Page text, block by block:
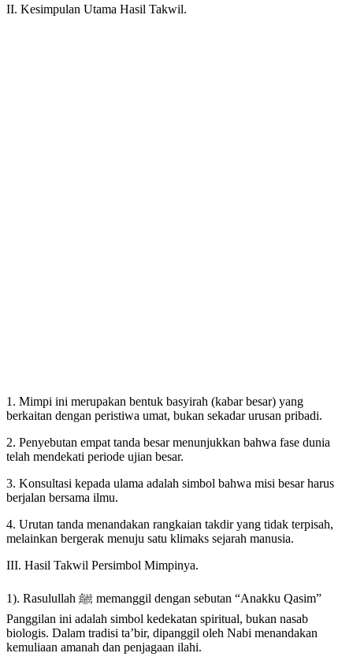
II. Kesimpulan Utama Hasil Takwil.
1. Mimpi ini merupakan bentuk basyirah (kabar besar) yang
berkaitan dengan peristiwa umat, bukan sekadar urusan pribadi.
2. Penyebutan empat tanda besar menunjukkan bahwa fase dunia
telah mendekati periode ujian besar.
3. Konsultasi kepada ulama adalah simbol bahwa misi besar harus
berjalan bersama ilmu.
4. Urutan tanda menandakan rangkaian takdir yang tidak terpisah,
melainkan bergerak menuju satu klimaks sejarah manusia.
III. Hasil Takwil Persimbol Mimpinya.
1). Rasulullah ﷺ memanggil dengan sebutan “Anakku Qasim”
Panggilan ini adalah simbol kedekatan spiritual, bukan nasab
biologis. Dalam tradisi ta’bir, dipanggil oleh Nabi menandakan
kemuliaan amanah dan penjagaan ilahi.